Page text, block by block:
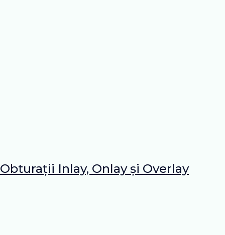
Obturații Inlay, Onlay și Overlay